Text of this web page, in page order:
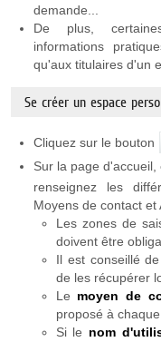
demande...
De plus,
informations
qu'aux titulaires d'un
Se créer un espace
Cliquez sur le bouton
Sur la page d'accueil,
renseignez les
Moyens de contact et
Les zones de
doivent être
Il est conseillé
de les récupérer
Le moyen de
proposé à
Si le nom